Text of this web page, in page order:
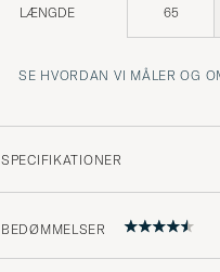
LÆNGDE 65
SE HVORDAN VI MÅLER OG
SPECIFIKATIONER
BEDØMMELSER